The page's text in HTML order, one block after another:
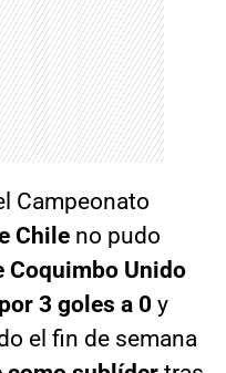
Campeonato
Chile no pudo
Coquimbo Unido
3 goles a 0 y
el fin de semana